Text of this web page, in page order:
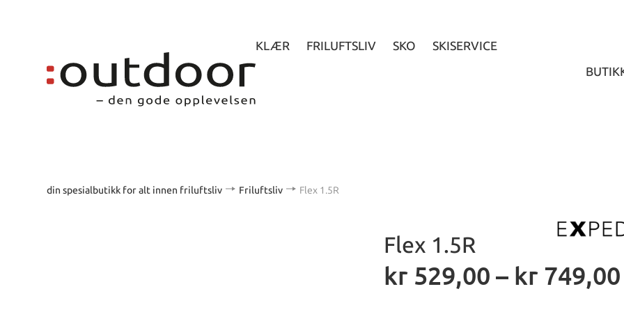
KLÆR FRILUFTSLIV SKO
SKISERVICE
din spesialbutikk for alt innen friluftsliv Friluftsliv Flex 1.5R
Flex 1.5R
kr 529,00 – kr 749,00